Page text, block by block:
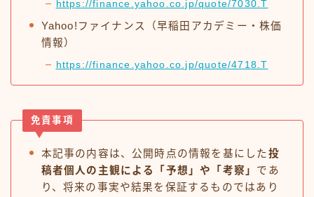
https://finance.yahoo.co.jp/quote/7030.T
Yahoo!ファイナンス（早稲田アカデミー・株価
情報）
https://finance.yahoo.co.jp/quote/4718.T
免責事項
本記事の内容は、公開時点の情報を基にした投
稿者個人の主観による「予想」や「考察」 であ
り、将来の事実や結果を保証するものではあり